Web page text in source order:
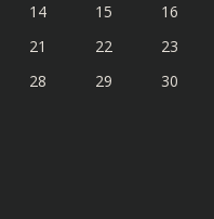
14 15
16
21 22
23
28 29
30